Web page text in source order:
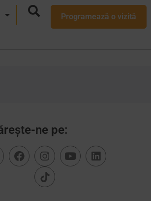
Programează o vizită
ne pe: